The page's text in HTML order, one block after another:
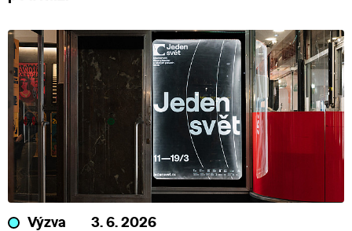
Výzva 3. 6. 2026